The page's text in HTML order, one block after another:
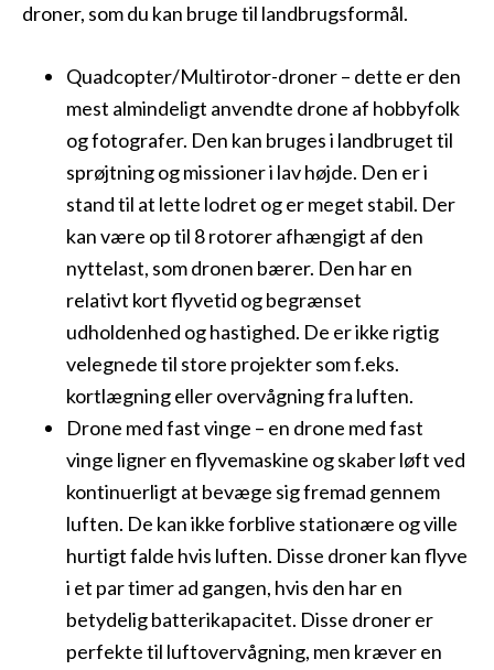
droner, som du kan bruge til landbrugsformål.
Quadcopter/Multirotor-droner – dette er den
mest almindeligt anvendte drone af hobbyfolk
og fotografer. Den kan bruges i landbruget til
sprøjtning og missioner i lav højde. Den er i
stand til at lette lodret og er meget stabil. Der
kan være op til 8 rotorer afhængigt af den
nyttelast, som dronen bærer. Den har en
relativt kort flyvetid og begrænset
udholdenhed og hastighed. De er ikke rigtig
velegnede til store projekter som f.eks.
kortlægning eller overvågning fra luften.
Drone med fast vinge – en drone med fast
vinge ligner en flyvemaskine og skaber løft ved
kontinuerligt at bevæge sig fremad gennem
luften. De kan ikke forblive stationære og ville
hurtigt falde hvis luften. Disse droner kan flyve
i et par timer ad gangen, hvis den har en
betydelig batterikapacitet. Disse droner er
perfekte til luftovervågning, men kræver en